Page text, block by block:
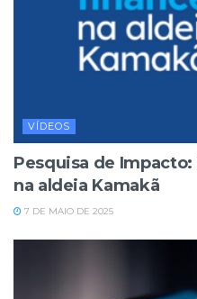
VÍDEOS
Pesquisa de
na aldeia Kamakã
7 DE MAIO DE 2025